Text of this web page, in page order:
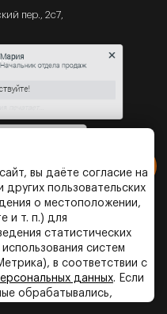
пер., 2с7,
Cookies
данных
вы даёте согласие на
пользовательских
о местоположении,
и т. п.) для
статистических
систем
в соответствии с
данных. Если
обрабатывались,
отдела продаж
Здравствуйте!